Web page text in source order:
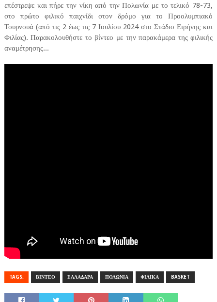
επέστρεψε και πήρε την νίκη από την Πολωνία με το τελικό 78-73,
στο πρώτο φιλικό παιχνίδι στον δρόμο για το Προολυμπιακό
Τουρνουά (από τις 2 έως τις 7 Ιουλίου 2024 στο Στάδιο Ειρήνης και
Φιλίας). Παρακολουθήστε το βίντεο με την παρακάμερα της φιλικής
αναμέτρησης...
TAGS: ΒΙΝΤΕΟ ΕΛΛΑΔΑΡΑ ΠΟΛΩΝΙΑ ΦΙΛΙΚΑ BASKET